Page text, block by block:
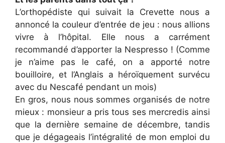
L’orthopédiste qui suivait la Crevette nous a
annoncé la couleur d’entrée de jeu : nous allions
vivre à l’hôpital. Elle nous a carrément
recommandé d’apporter la Nespresso ! (Comme
je n’aime pas le café, on a apporté notre
bouilloire, et l’Anglais a héroïquement survécu
avec du Nescafé pendant un mois)
En gros, nous nous sommes organisés de notre
mieux : monsieur a pris tous ses mercredis ainsi
que la dernière semaine de décembre, tandis
que je dégageais l’intégralité de mon emploi du